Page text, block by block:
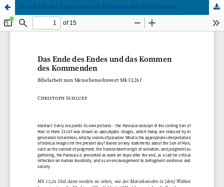
Das Ende des Endes und das Kommen des Kommenden